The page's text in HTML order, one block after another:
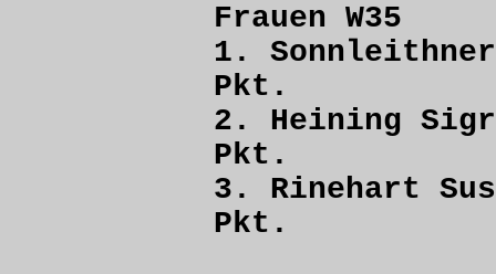
Frauen W35
1.
Pkt.
2. Heining
Pkt.
3. Rinehart
Pkt.